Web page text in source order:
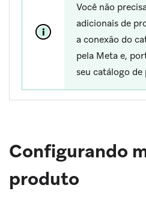
Você não
adicionais de
a conexão do
pela Meta e,
seu catálogo de
Configurando
produto